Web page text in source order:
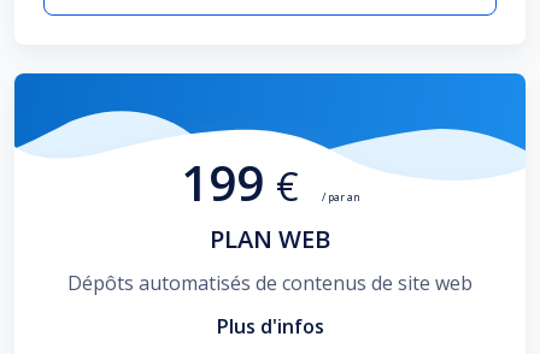
199 € / par an
PLAN WEB
Dépôts automatisés de contenus de site web
Plus d'infos